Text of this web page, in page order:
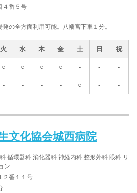
４番５号
の全方面利用可能。八幡宮下車１分。
火 水 木 金 土 日 祝
○ ○ ○ ○ - - -
- - - - ○ - -
文化協会城西病院
循環器科 消化器科 神経内科 整形外科 眼科 リ
ン
２番１１号